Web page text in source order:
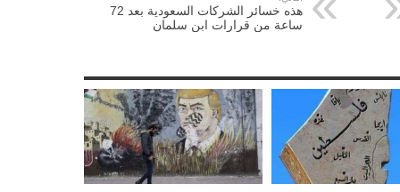
هذه خسائر الشركات السعودية بعد 72
ساعة من قرارات ابن سلمان